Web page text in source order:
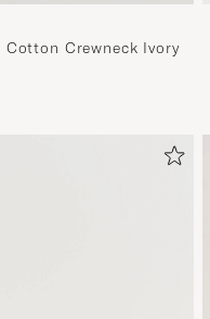
Crewneck Ivory